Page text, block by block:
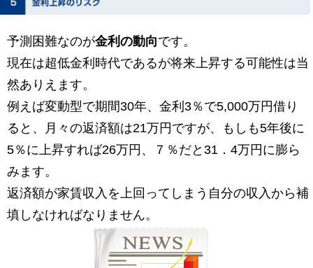
予測困難なのが金利の動向です。
現在は超低金利時代であるが将来上昇する可能性は当
然ありえます。
例えば変動型で期間30年、金利3％で5,000万円借り
ると、月々の返済額は21万円ですが、もしも5年後に
5％に上昇すれば26万円、７％だと31．4万円に膨ら
みます。
返済額が家賃収入を上回ってしまう自分の収入から補
填しなければなりません。